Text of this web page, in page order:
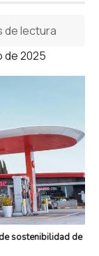
de 2025
de lectura
sostenibilidad de